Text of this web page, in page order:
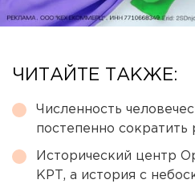
ЧИТАЙТЕ ТАКЖЕ:
Численность
постепенно сократить
Исторический центр
КРТ, а история с